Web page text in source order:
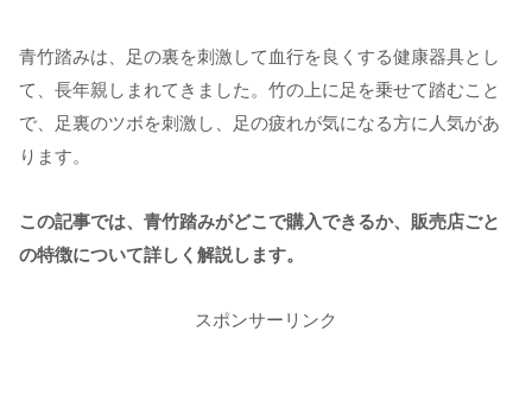
青竹踏みは、足の裏を刺激して血行を良くする健康器具とし
て、長年親しまれてきました。竹の上に足を乗せて踏むこと
で、足裏のツボを刺激し、足の疲れが気になる方に人気があ
ります。
この記事では、青竹踏みがどこで購入できるか、販売店ごと
の特徴について詳しく解説します。
スポンサーリンク